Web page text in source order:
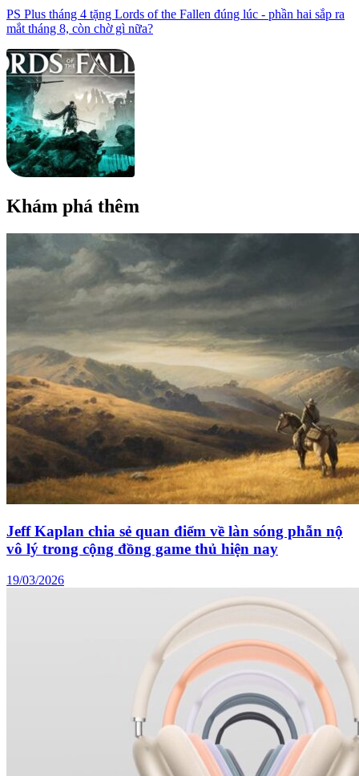
PS Plus tháng 4 tặng Lords of the Fallen đúng lúc - phần hai sắp ra
mắt tháng 8, còn chờ gì nữa?
Khám phá thêm
Jeff Kaplan chia sẻ quan điểm về làn sóng phẫn nộ
vô lý trong cộng đồng game thủ hiện nay
19/03/2026